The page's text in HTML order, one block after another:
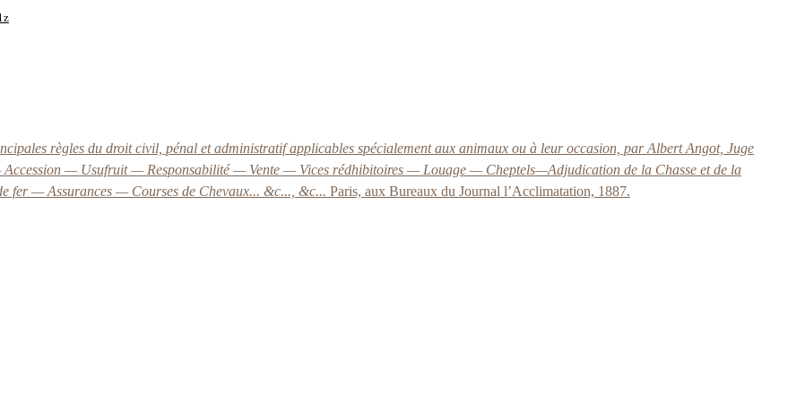
règles du droit civil, pénal et administratif applicables spécialement aux animaux ou à leur occasion, par Albert Angot, Juge
— Usufruit — Responsabilité — Vente — Vices rédhibitoires — Louage — Cheptels—Adjudication de la Chasse et de la
fer — Assurances — Courses de Chevaux... &c..., &c... Paris, aux Bureaux du Journal l’Acclimatation, 1887.